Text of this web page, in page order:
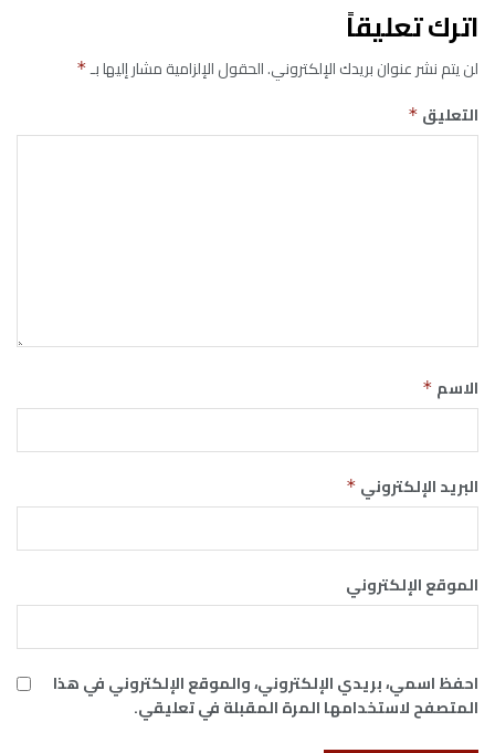
اترك تعليقاً
لن يتم نشر عنوان بريدك الإلكتروني.الحقول الإلزامية مشار إليها بـ*
التعليق *
الاسم *
البريد الإلكتروني *
الموقع الإلكتروني
احفظ اسمي، بريدي الإلكتروني، والموقع الإلكتروني في هذا
المتصفح لاستخدامها المرة المقبلة في تعليقي.